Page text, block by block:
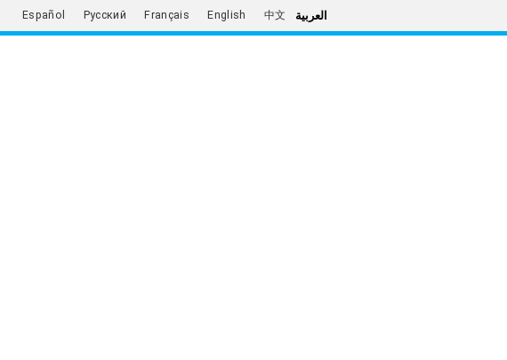
العربية 中文
English
Français
Русский
Español